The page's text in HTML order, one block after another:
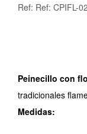
Ref: Ref: CPIFL-02
Peinecillo con
tradicionales
Medidas: